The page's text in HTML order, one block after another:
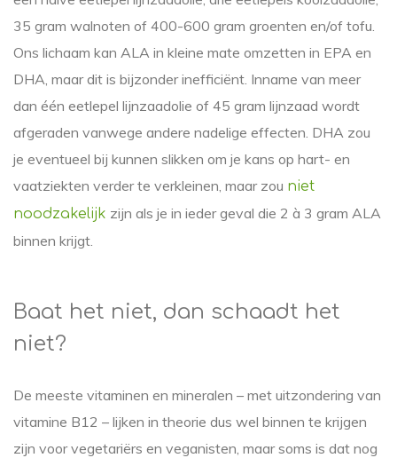
35 gram walnoten of 400-600 gram groenten en/of tofu.
Ons lichaam kan ALA in kleine mate omzetten in EPA en
DHA, maar dit is bijzonder inefficiënt. Inname van meer
dan één eetlepel lijnzaadolie of 45 gram lijnzaad wordt
afgeraden vanwege andere nadelige effecten. DHA zou
je eventueel bij kunnen slikken om je kans op hart- en
vaatziekten verder te verkleinen, maar zou niet
noodzakelijk zijn als je in ieder geval die 2 à 3 gram ALA
binnen krijgt.
Baat het niet, dan schaadt het
niet?
De meeste vitaminen en mineralen – met uitzondering van
vitamine B12 – lijken in theorie dus wel binnen te krijgen
zijn voor vegetariërs en veganisten, maar soms is dat nog